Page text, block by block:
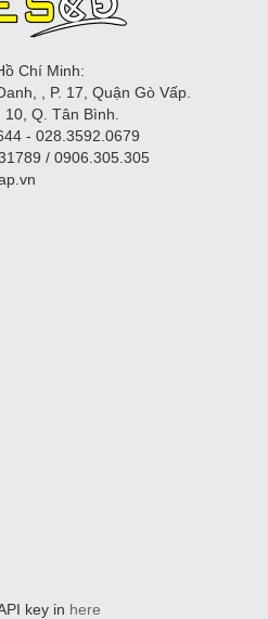
Chí Minh:
, P. 17, Quận Gò Vấp.
Q. Tân Bình.
- 028.3592.0679
/ 0906.305.305
key in here